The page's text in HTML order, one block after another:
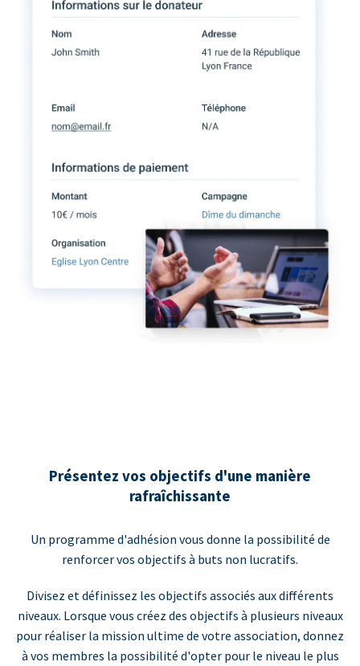
Présentez vos objectifs d'une manière
rafraîchissante
Un programme d'adhésion vous donne la possibilité de
renforcer vos objectifs à buts non lucratifs.
Divisez et définissez les objectifs associés aux différents
niveaux. Lorsque vous créez des objectifs à plusieurs niveaux
pour réaliser la mission ultime de votre association, donnez
à vos membres la possibilité d'opter pour le niveau le plus